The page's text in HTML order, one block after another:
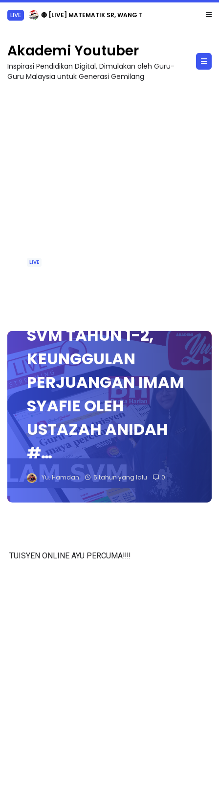
LIVE 🔴 [LIVE] MATEMATIK SR, WANG TAHUN 6 OLEH CIKGU ANITA #ALLINONE #141 #...
Akademi Youtuber
Inspirasi Pendidikan Digital, Dimulakan oleh Guru-
Guru Malaysia untuk Generasi Gemilang
LIVE
SVM TAHUN 1-2,
KEUNGGULAN
PERJUANGAN IMAM
SYAFIE OLEH
USTAZAH ANIDAH
#…
Yu. Hamdan 5 tahun yang lalu 0
TUISYEN ONLINE AYU PERCUMA‼️‼️